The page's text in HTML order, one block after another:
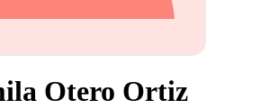
Otero Ortiz